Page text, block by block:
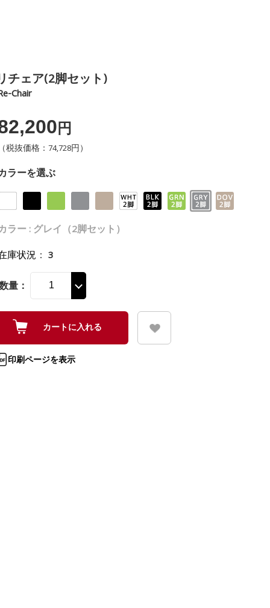
チェア(2脚セット)
Chair
円
税抜価格：74,728円）
ラーを選ぶ
ラー : グレイ（2脚セット）
庫状況 ： 3
量：
印刷ページを表示